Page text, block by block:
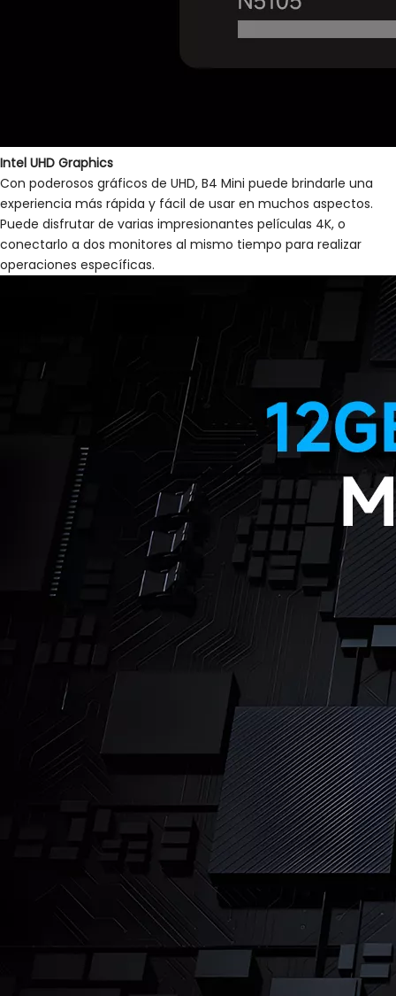
Intel UHD Graphics
Con poderosos gráficos de UHD, B4 Mini puede brindarle una
experiencia más rápida y fácil de usar en muchos aspectos.
Puede disfrutar de varias impresionantes películas 4K, o
conectarlo a dos monitores al mismo tiempo para realizar
operaciones específicas.